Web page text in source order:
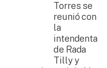
Torres se
reunió con
la
intendenta
de Rada
Tilly y